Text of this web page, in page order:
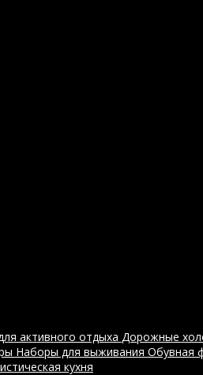
активного отдыха Дорожные
Наборы для выживания Обувная
кухня